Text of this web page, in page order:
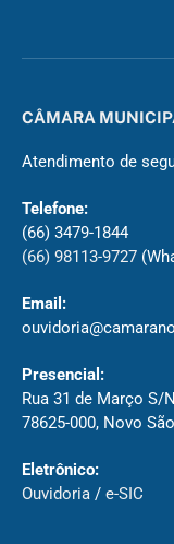
CÂMARA
Atendimento de
Telefone:
(66) 3479-1844
(66) 98113-9727
Email:
Presencial:
Rua 31 de Março S/
78625-000, Novo
Eletrônico:
Ouvidoria / e-SIC